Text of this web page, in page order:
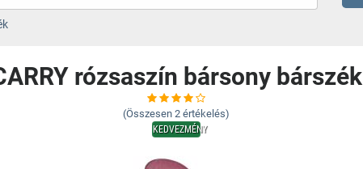
rózsaszín bársony bárszék
(Összesen 2 értékelés)
KEDVEZMÉNY